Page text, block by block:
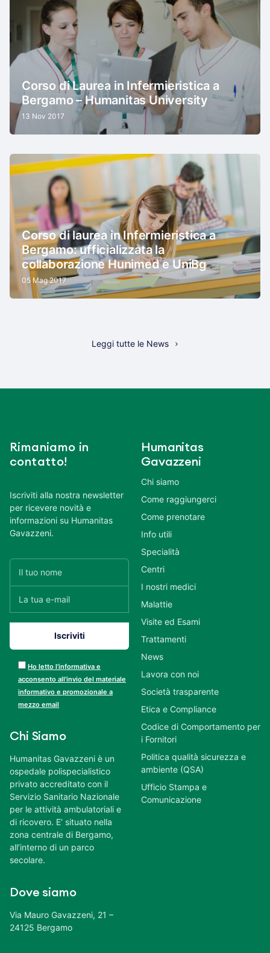
Corso di Laurea in Infermieristica a
Bergamo – Humanitas University
13 Nov 2017
Corso di laurea in Infermieristica a
Bergamo: ufficializzata la
collaborazione Hunimed e UniBg
05 Mag 2017
Leggi tutte le News
Rimaniamo in
contatto!
Iscriviti alla nostra newsletter
per ricevere novità e
informazioni su Humanitas
Gavazzeni.
Ho letto l’informativa e
acconsento all’invio del materiale
informativo e promozionale a
mezzo email
Chi Siamo
Humanitas Gavazzeni è un
ospedale polispecialistico
privato accreditato con il
Servizio Sanitario Nazionale
per le attività ambulatoriali e
di ricovero. E’ situato nella
zona centrale di Bergamo,
all’interno di un parco
secolare.
Dove siamo
Via Mauro Gavazzeni, 21 –
24125 Bergamo
Humanitas
Gavazzeni
Chi siamo
Come raggiungerci
Come prenotare
Info utili
Specialità
Centri
I nostri medici
Malattie
Visite ed Esami
Trattamenti
News
Lavora con noi
Società trasparente
Etica e Compliance
Codice di Comportamento per
i Fornitori
Politica qualità sicurezza e
ambiente (QSA)
Ufficio Stampa e
Comunicazione